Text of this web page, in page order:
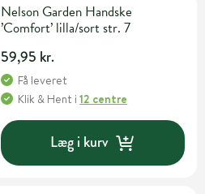
Nelson Garden Handske
’Comfort’ lilla/sort str. 7
59,95 kr.
Få leveret
Klik & Hent i12 centre
Læg i kurv